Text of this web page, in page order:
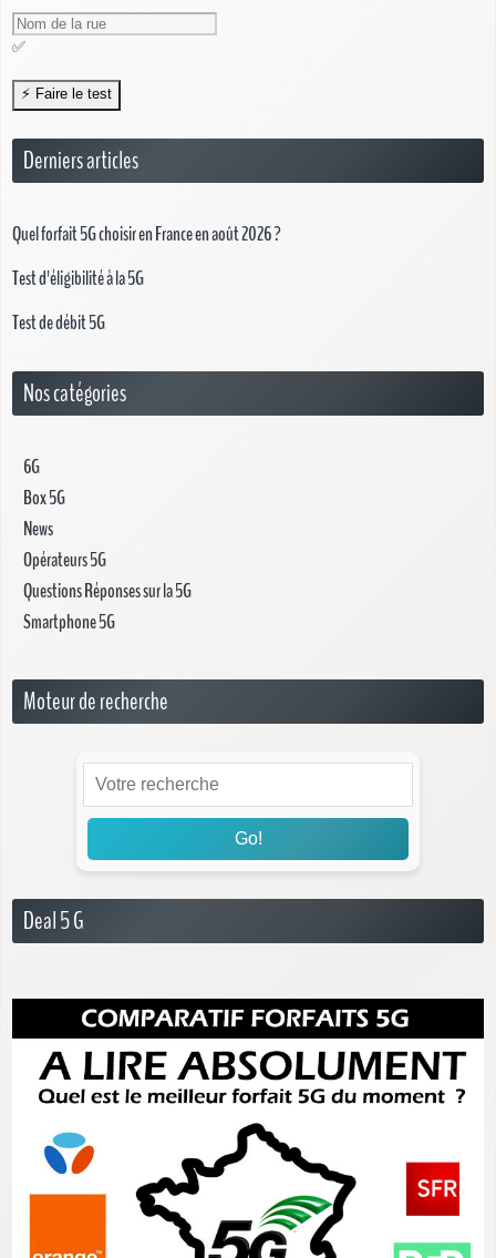
✅
Derniers articles
Quel forfait 5G choisir en France en août 2026 ?
Test d'éligibilité à la 5G
Test de débit 5G
Nos catégories
6G
Box 5G
News
Opérateurs 5G
Questions Réponses sur la 5G
Smartphone 5G
Moteur de recherche
Go!
Deal 5 G